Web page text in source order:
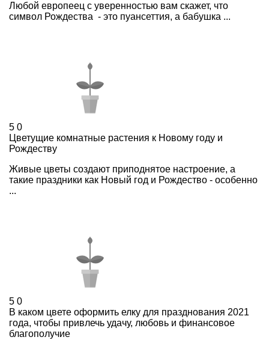
Любой европеец с уверенностью вам скажет, что
символ Рождества - это пуансеттия, а бабушка ...
5 0
Цветущие комнатные растения к Новому году и
Рождеству
Живые цветы создают приподнятое настроение, а
такие праздники как Новый год и Рождество - особенно
...
5 0
В каком цвете оформить елку для празднования 2021
года, чтобы привлечь удачу, любовь и финансовое
благополучие